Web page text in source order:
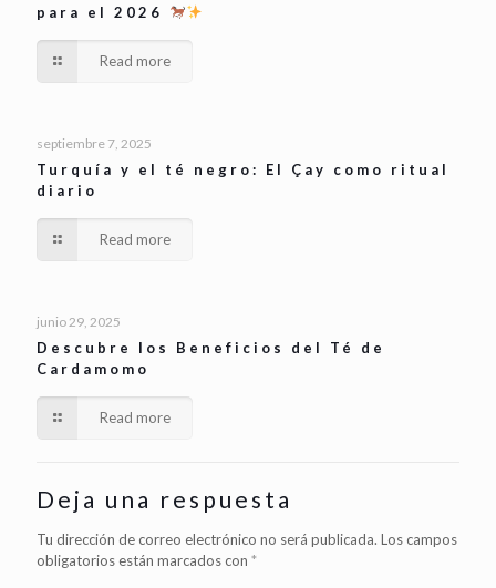
para el 2026
Read more
septiembre 7, 2025
Turquía y el té negro: El Çay como ritual
diario
Read more
junio 29, 2025
Descubre los Beneficios del Té de
Cardamomo
Read more
Deja una respuesta
Tu dirección de correo electrónico no será publicada. Los campos
obligatorios están marcados con *